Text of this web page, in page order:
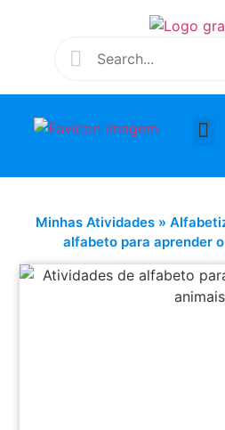
Minhas Atividades»
alfabeto para aprender